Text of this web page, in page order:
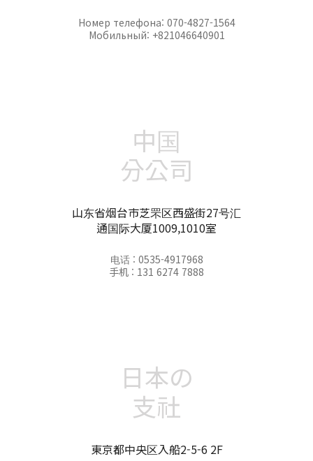
Номер телефона: 070-4827-1564
Мобильный: +821046640901
中国
分公司
山东省烟台市芝罘区西盛街27号汇
通国际大厦1009,1010室
电话 : 0535-4917968
手机 : 131 6274 7888
日本の
支社
東京都中央区入船2-5-6 2F